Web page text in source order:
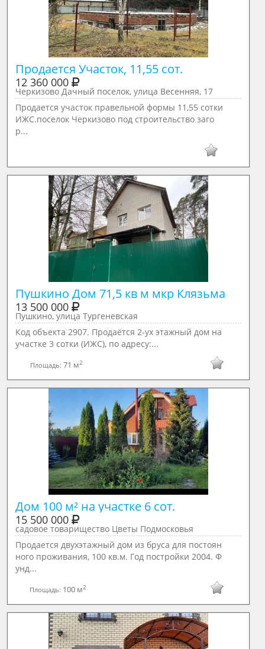
Продается Участок, 11,55 сот.
12 360 000
Черкизово Дачный поселок, улица Весенняя, 17
Продается участок правельной формы 11,55 сотки
ИЖС.поселок Черкизово под строительство заго
р...
Пушкино Дом 71,5 кв м мкр Клязьма
13 500 000
Пушкино, улица Тургеневская
Код объекта 2907. Продаётся 2-ух этажный дом на
участке 3 сотки (ИЖС), по адресу:...
Площадь:71 м2
Дом 100 м² на участке 6 сот.
15 500 000
садовое товарищество Цветы Подмосковья
Продается двухэтажный дом из бруса для постоян
ного проживания, 100 кв.м. Год постройки 2004. Ф
унд...
Площадь: 100 м2